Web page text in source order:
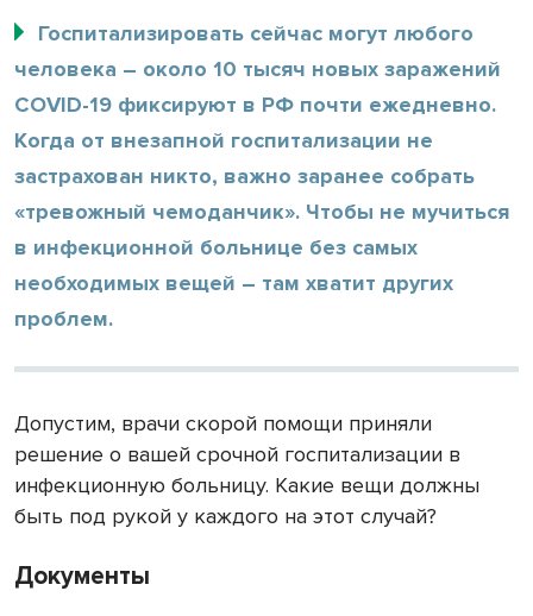
Госпитализировать сейчас могут любого
человека – около 10 тысяч новых заражений
COVID-19 фиксируют в РФ почти ежедневно.
Когда от внезапной госпитализации не
застрахован никто, важно заранее собрать
«тревожный чемоданчик». Чтобы не мучиться
в инфекционной больнице без самых
необходимых вещей – там хватит других
проблем.
Допустим, врачи скорой помощи приняли
решение о вашей срочной госпитализации в
инфекционную больницу. Какие вещи должны
быть под рукой у каждого на этот случай?
Документы